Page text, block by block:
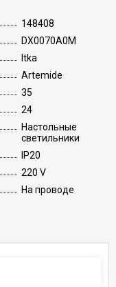
148408
DX0070A0M
Itka
Artemide
35
24
Настольные
светильники
IP20
220 V
На проводе